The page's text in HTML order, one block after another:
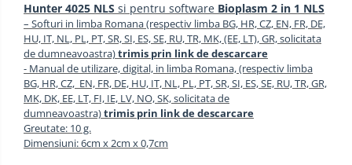
Hunter 4025 NLS si pentru software Bioplasm 2 in 1 NLS
– Softuri in limba Romana (respectiv limba BG, HR, CZ, EN, FR, DE,
HU, IT, NL, PL, PT, SR, SI, ES, SE, RU, TR, MK, (EE, LT), GR, solicitata
de dumneavoastra)trimis prin link de descarcare
- Manual de utilizare, digital, in limba Romana,(respectiv limba
BG, HR, CZ, EN, FR, DE, HU, IT, NL, PL, PT, SR, SI, ES, SE, RU, TR, GR,
MK, DK, EE, LT, FI, IE, LV, NO, SK, solicitata de
dumneavoastra)trimis prin link de descarcare
Greutate: 10 g.
Dimensiuni: 6cm x 2cm x 0,7cm